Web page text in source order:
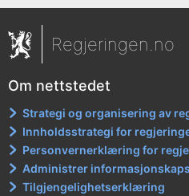
Regjeringen.no
Om nettstedet
Strategi og organisering av
Innholdsstrategi for
Personvernerklæring for
Administrer
Tilgjengelighetserklæring